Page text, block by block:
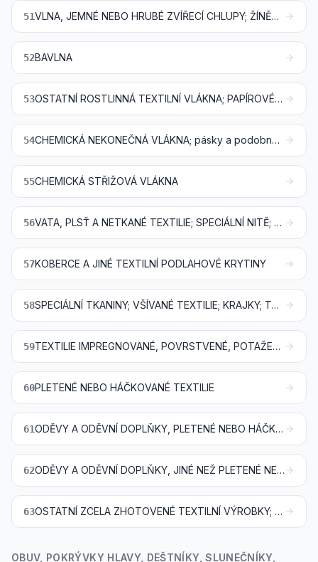
51 VLNA, JEMNÉ NEBO HRUBÉ ZVÍŘECÍ CHLUPY; ŽÍNĚNÉ NITĚ A TKANINY
52BAVLNA
53 OSTATNÍ ROSTLINNÁ TEXTILNÍ VLÁKNA; PAPÍROVÉ NITĚ A TKANINY Z PAPÍROVÝCH NITÍ
54 CHEMICKÁ NEKONEČNÁ VLÁKNA; pásky a podobné tvary z chemických textilních materiálů
55CHEMICKÁ STŘIŽOVÁ VLÁKNA
56 VATA, PLSŤ A NETKANÉ TEXTILIE; SPECIÁLNÍ NITĚ; MOTOUZY, ŠŇŮRY, PROVAZY A LANA A VÝROBKY Z NICH
57KOBERCE A JINÉ TEXTILNÍ PODLAHOVÉ KRYTINY
58 SPECIÁLNÍ TKANINY; VŠÍVANÉ TEXTILIE; KRAJKY; TAPISERIE; PRÝMKAŘSKÉ VÝROBKY; VÝŠIVKY
59 TEXTILIE IMPREGNOVANÉ, POVRSTVENÉ, POTAŽENÉ NEBO LAMINOVANÉ; TEXTILNÍ VÝROBKY VHODNÉ PRO PRŮMYSLOVÉ POUŽITÍ
60PLETENÉ NEBO HÁČKOVANÉ TEXTILIE
61 ODĚVY A ODĚVNÍ DOPLŇKY, PLETENÉ NEBO HÁČKOVANÉ
62 ODĚVY A ODĚVNÍ DOPLŇKY, JINÉ NEŽ PLETENÉ NEBO HÁČKOVANÉ
63 OSTATNÍ ZCELA ZHOTOVENÉ TEXTILNÍ VÝROBKY; SOUPRAVY; OBNOŠENÉ ODĚVY A POUŽITÉ TEXTILNÍ VÝROBKY; HADRY
OBUV, POKRÝVKY HLAVY, DEŠTNÍKY, SLUNEČNÍKY,